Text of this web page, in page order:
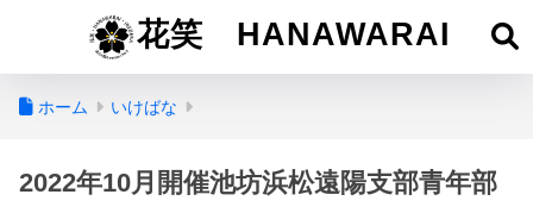
花笑 HANAWARAI
ホーム いけばな
2022年10月開催池坊浜松遠陽支部青年部